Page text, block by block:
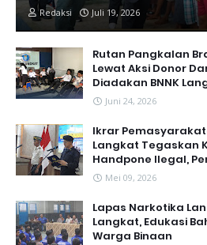
Redaksi Juli 19, 2026
Rutan Pangkalan
Lewat Aksi Donor
Diadakan BNNK
Juni 24, 2026
Ikrar
Langkat Tegaskan
Handpone llegal,
Mei 09, 2026
Lapas Narkotika
Langkat, Edukasi
Warga Binaan